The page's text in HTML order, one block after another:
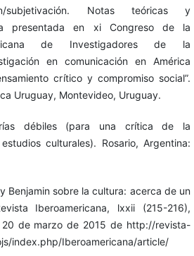
subjetivación. Notas teóricas y
presentada en xi Congreso de la
de Investigadores de la
en comunicación en América
crítico y compromiso social”.
Uruguay, Montevideo, Uruguay.
débiles (para una crítica de la
culturales). Rosario, Argentina:
Benjamin sobre la cultura: acerca de un
Iberoamericana, lxxii (215-216),
de marzo de 2015 de http://revista-
index.php/Iberoamericana/article/